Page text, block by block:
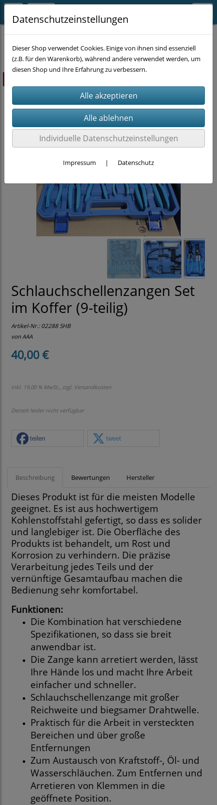
KFZ-WERKZEUGE
Schlauchschellenzangen Set
im Koffer (9-teilig)
Artikel-Nr.:02288 SHB
von AAA
40,00 €
inkl. 19,00 % MwSt., zzgl. Versandkosten
Derzeit leider nicht verfügbar
teilen tweet
Beschreibung Bewertungen Hersteller
Dieses Produkt ist für die meisten Modelle
geeignet. Es ist aus hochwertigem
Kohlenstoffstahl gefertigt, so dass es solider
und langlebiger ist. Die Oberfläche des
Produkts ist behandelt, um Rost und
Korrosion zu verhindern. Die präzise
Verarbeitung jedes Teils und der
vernünftige Gesamtaufbau machen die
Bedienung sehr komfortabel.
Funktionen:
Die Kombination hat verschiedene
Spezifikationen, so dass sie breit
anwendbar ist.
Die Zange kann arretiert werden, lässt
Ihre Hände los und macht Ihre Arbeit
einfacher und schneller.
Schlauchschellenzange mit großer
Reichweite und biegsamer Drahtwelle.
Praktisch für die Arbeit in versteckten
Bereichen und über große
Entfernungen
Zum Austausch von Kraftstoff-, Öl- und
Wasserschläuchen. Zum Entfernen und
Arretieren von Klemmen in die
geöffnete Position.
Datenschutzeinstellungen
Dieser Shop verwendet Cookies. Einige von ihnen sind essenziell
(z.B. für den Warenkorb), während andere verwendet werden, um
diesen Shop und Ihre Erfahrung zu verbessern.
Individuelle Datenschutzeinstellungen
Impressum | Datenschutz